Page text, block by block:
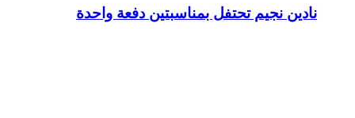
نادين نجيم تحتفل بمناسبتين دفعة واحدة